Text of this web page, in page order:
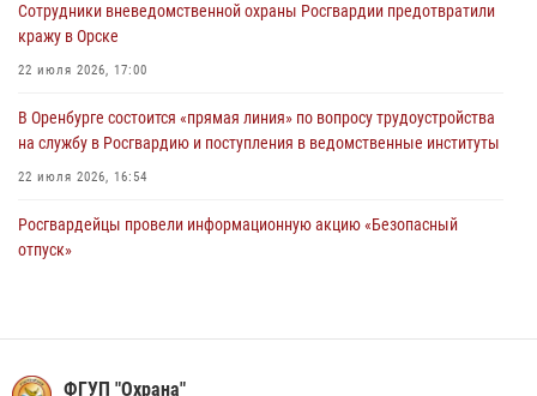
Итоги работы Управления вневедомственной охраны Росгвардии
по Оренбургской области за первое полугодие 2026 года
23 июля 2026, 12:07
Сотрудники вневедомственной охраны Росгвардии предотвратили
кражу в Орске
22 июля 2026, 17:00
В Оренбурге состоится «прямая линия» по вопросу трудоустройства
на службу в Росгвардию и поступления в ведомственные институты
22 июля 2026, 16:54
Росгвардейцы провели информационную акцию «Безопасный
отпуск»
11 июля 2026, 15:05
ФГУП "Охрана"